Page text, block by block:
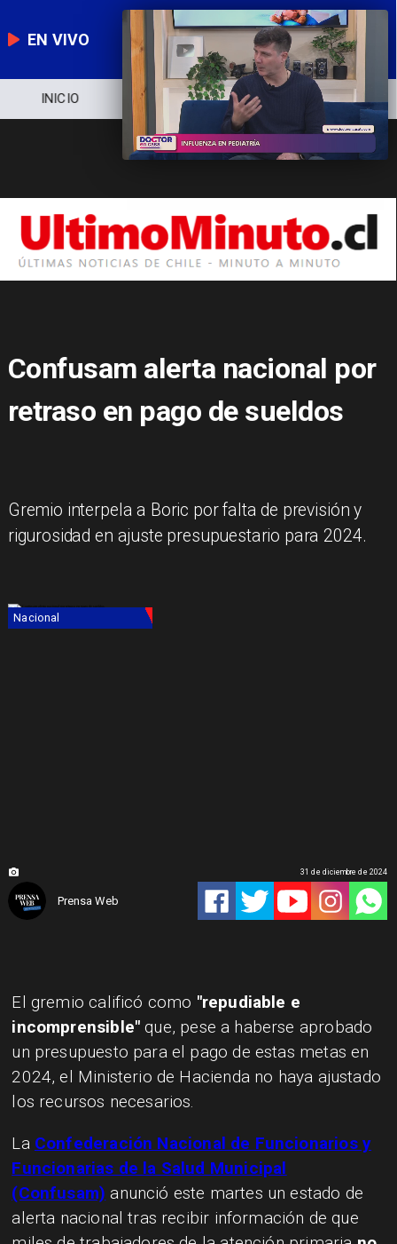
EN VIVO
NOTICIERO POLÍTICA ECONOMÍA
Confusam alerta nacional por
retraso en pago de sueldos
Gremio interpela a Boric por falta de previsión y
rigurosidad en ajuste presupuestario para 2024.
Nacional
Prensa Web
31 de diciembre de 2024
El gremio calificó como "repudiable e
incomprensible" que, pese a haberse aprobado
un presupuesto para el pago de estas metas en
2024, el Ministerio de Hacienda no haya ajustado
los recursos necesarios.
La Confederación Nacional de Funcionarios y
Funcionarias de la Salud Municipal
(Confusam) anunció este martes un estado de
alerta nacional tras recibir información de que